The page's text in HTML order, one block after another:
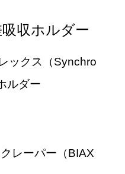
収ホルダー
ックス（Synchro
ルダー
レーパー（BIAX